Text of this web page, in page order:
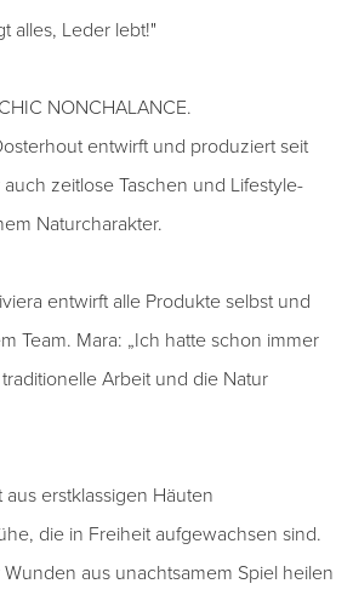
alles, Leder lebt!"
NONCHALANCE.
entwirft und produziert seit
zeitlose Taschen und Lifestyle-
Naturcharakter.
entwirft alle Produkte selbst und
Team. Mara: „Ich hatte schon immer
Arbeit und die Natur
erstklassigen Häuten
die in Freiheit aufgewachsen sind.
aus unachtsamem Spiel heilen